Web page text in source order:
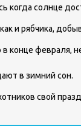
солнце
и рябчика,
конце
в зимний сон.
свой